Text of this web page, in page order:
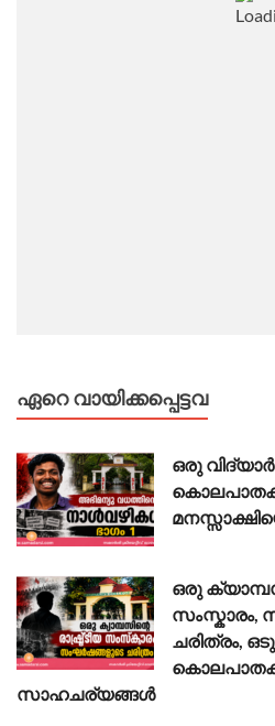
ഏറെ വായിക്കപ്പെട്ടവ
ഒരു
ഒരു
ചരിത്രം,
സാഹചര്യങ്ങൾ